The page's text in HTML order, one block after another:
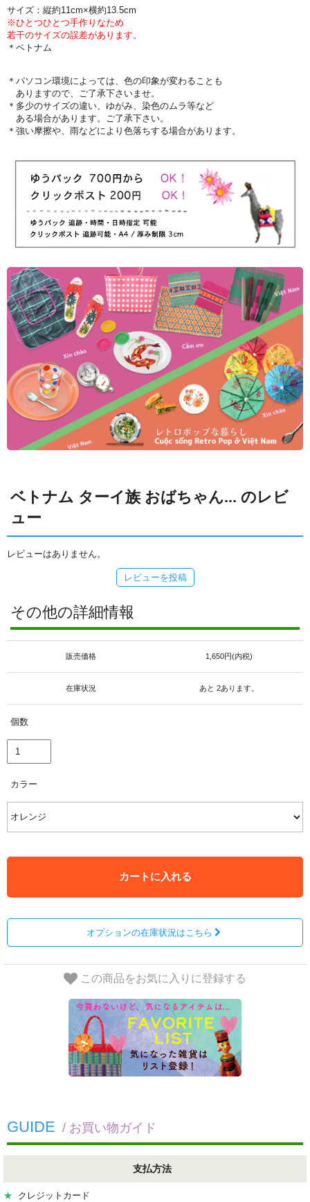
サイズ：縦約11cm×横約13.5cm
※ひとつひとつ手作りなため
若干のサイズの誤差があります。
＊ベトナム
＊パソコン環境によっては、色の印象が変わることも
ありますので、ご了承下さいませ。
＊多少のサイズの違い、ゆがみ、染色のムラ等など
ある場合があります。ご了承下さい。
＊強い摩擦や、雨などにより色落ちする場合があります。
ベトナム ターイ族 おばちゃん... のレビ
ュー
レビューはありません。
レビューを投稿
その他の詳細情報
販売価格 1,650円(内税)
在庫状況 あと 2あります。
個数
カラー
カートに入れる
オプションの在庫状況はこちら
この商品をお気に入りに登録する
GUIDE / お買い物ガイド
支払方法
★ クレジットカード